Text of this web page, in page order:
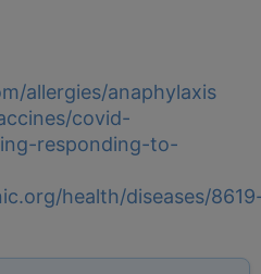
allergies/anaphylaxis
covid-
responding-to-
health/diseases/